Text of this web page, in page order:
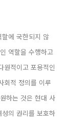
에 국한되지 않
역할을 수행하고
원적이고 포용적인
회적 정의를 이루
하는 것은 현대 사
의 권리를 보호하